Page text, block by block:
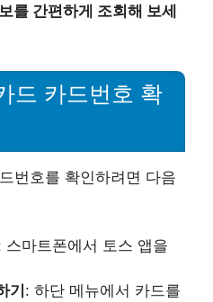
를 간편하게 조회해 보세
드 카드번호 확
번호를 확인하려면 다음
스마트폰에서 토스 앱을
기: 하단 메뉴에서 카드를